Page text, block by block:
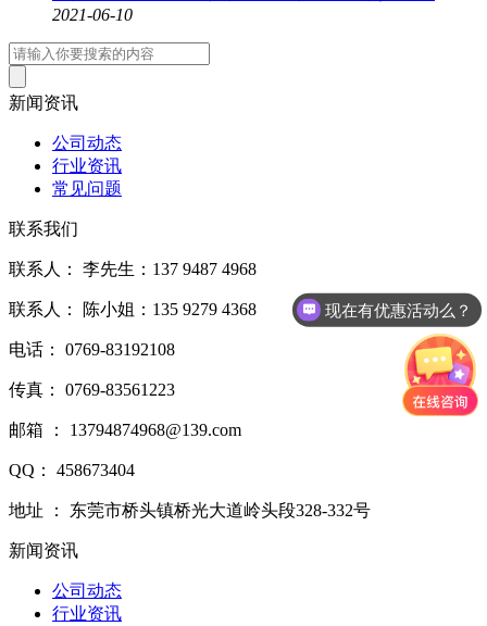
2021-06-10
新闻资讯
公司动态
行业资讯
常见问题
联系我们
联系人： 李先生：137 9487 4968
联系人： 陈小姐：135 9279 4368
电话： 0769-83192108
传真： 0769-83561223
邮箱 ： 13794874968@139.com
QQ： 458673404
地址 ： 东莞市桥头镇桥光大道岭头段328-332号
新闻资讯
公司动态
行业资讯
现在有优惠活动么？